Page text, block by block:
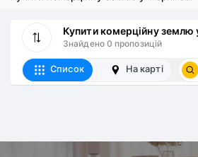
Купити комерційну землю
Знайдено 0 пропозицій
Список На карті